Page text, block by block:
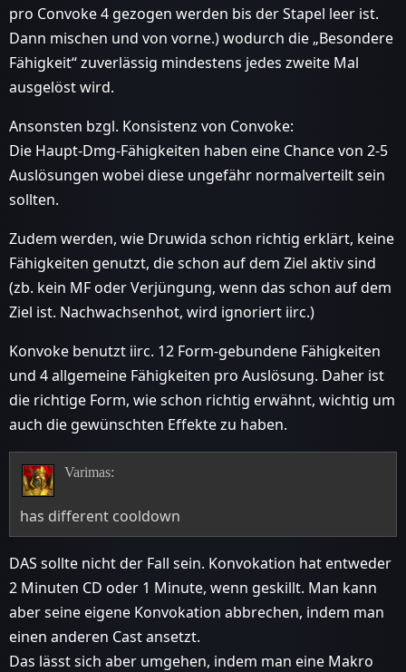
pro Convoke 4 gezogen werden bis der Stapel leer ist.
Dann mischen und von vorne.) wodurch die „Besondere
Fähigkeit“ zuverlässig mindestens jedes zweite Mal
ausgelöst wird.
Ansonsten bzgl. Konsistenz von Convoke:
Die Haupt-Dmg-Fähigkeiten haben eine Chance von 2-5
Auslösungen wobei diese ungefähr normalverteilt sein
sollten.
Zudem werden, wie Druwida schon richtig erklärt, keine
Fähigkeiten genutzt, die schon auf dem Ziel aktiv sind
(zb. kein MF oder Verjüngung, wenn das schon auf dem
Ziel ist. Nachwachsenhot, wird ignoriert iirc.)
Konvoke benutzt iirc. 12 Form-gebundene Fähigkeiten
und 4 allgemeine Fähigkeiten pro Auslösung. Daher ist
die richtige Form, wie schon richtig erwähnt, wichtig um
auch die gewünschten Effekte zu haben.
Varimas:
has different cooldown
DAS sollte nicht der Fall sein. Konvokation hat entweder
2 Minuten CD oder 1 Minute, wenn geskillt. Man kann
aber seine eigene Konvokation abbrechen, indem man
einen anderen Cast ansetzt.
Das lässt sich aber umgehen, indem man eine Makro